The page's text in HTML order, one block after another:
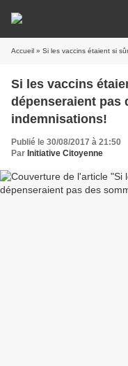
Accueil » Si les vaccins étaient si sûrs, les
Si les vaccins
dépenseraient pas
indemnisations!
Publié le 30/08/2017 à 21:50
Par Initiative Citoyenne